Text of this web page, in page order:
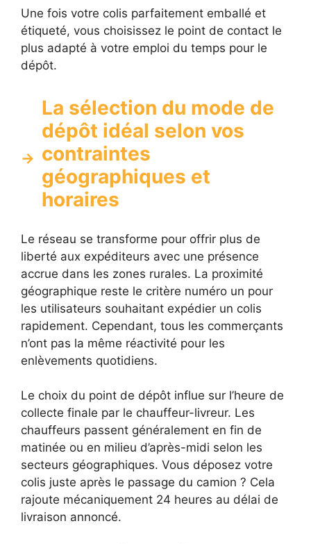
Une fois votre colis parfaitement emballé et
étiqueté, vous choisissez le point de contact le
plus adapté à votre emploi du temps pour le
dépôt.
La sélection du mode de
dépôt idéal selon vos
contraintes
géographiques et
horaires
Le réseau se transforme pour offrir plus de
liberté aux expéditeurs avec une présence
accrue dans les zones rurales. La proximité
géographique reste le critère numéro un pour
les utilisateurs souhaitant expédier un colis
rapidement. Cependant, tous les commerçants
n’ont pas la même réactivité pour les
enlèvements quotidiens.
Le choix du point de dépôt influe sur l’heure de
collecte finale par le chauffeur-livreur. Les
chauffeurs passent généralement en fin de
matinée ou en milieu d’après-midi selon les
secteurs géographiques. Vous déposez votre
colis juste après le passage du camion ? Cela
rajoute mécaniquement 24 heures au délai de
livraison annoncé.